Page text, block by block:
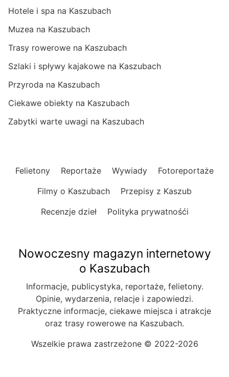
Hotele i spa na Kaszubach
Muzea na Kaszubach
Trasy rowerowe na Kaszubach
Szlaki i spływy kajakowe na Kaszubach
Przyroda na Kaszubach
Ciekawe obiekty na Kaszubach
Zabytki warte uwagi na Kaszubach
Felietony Reportaże Wywiady
Fotoreportaże
Filmy o Kaszubach
Przepisy z Kaszub
Recenzje dzieł
Polityka prywatnośći
Nowoczesny magazyn internetowy
o Kaszubach
Informacje, publicystyka, reportaże, felietony.
Opinie, wydarzenia, relacje i zapowiedzi.
Praktyczne informacje, ciekawe miejsca i atrakcje
oraz trasy rowerowe na Kaszubach.
Wszelkie prawa zastrzeżone © 2022-2026